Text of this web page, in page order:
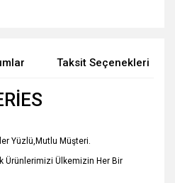
Taksit Seçenekleri
Yüzlü,Mutlu Müşteri.
Ürünlerimizi Ülkemizin Her Bir